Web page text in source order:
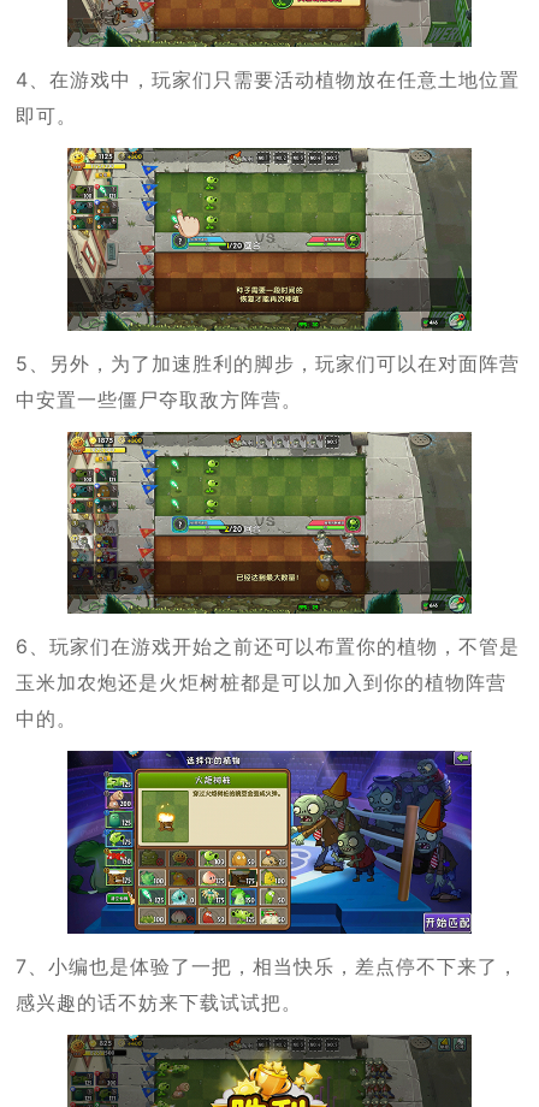
4、在游戏中，玩家们只需要活动植物放在任意土地位置
即可。
5、另外，为了加速胜利的脚步，玩家们可以在对面阵营
中安置一些僵尸夺取敌方阵营。
6、玩家们在游戏开始之前还可以布置你的植物，不管是
玉米加农炮还是火炬树桩都是可以加入到你的植物阵营
中的。
7、小编也是体验了一把，相当快乐，差点停不下来了，
感兴趣的话不妨来下载试试把。